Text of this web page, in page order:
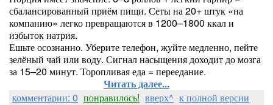
сбалансированный приём пищи. Сеты на 20+ штук «на
компанию» легко превращаются в 1200–1800 ккал и
избыток натрия.
Ешьте осознанно. Уберите телефон, жуйте медленно, пейте
зелёный чай или воду. Сигнал насыщения доходит до мозга
за 15–20 минут. Торопливая еда = переедание.
Читать далее...
комментарии: 0 понравилось! вверх^ к полной версии